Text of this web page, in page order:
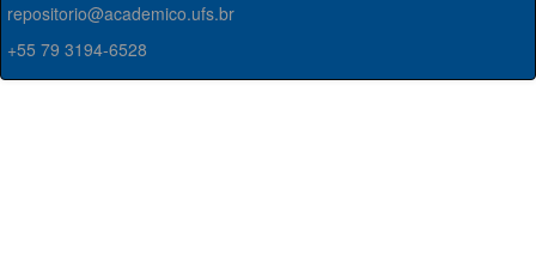
repositorio@academico.ufs.br
+55 79 3194-6528